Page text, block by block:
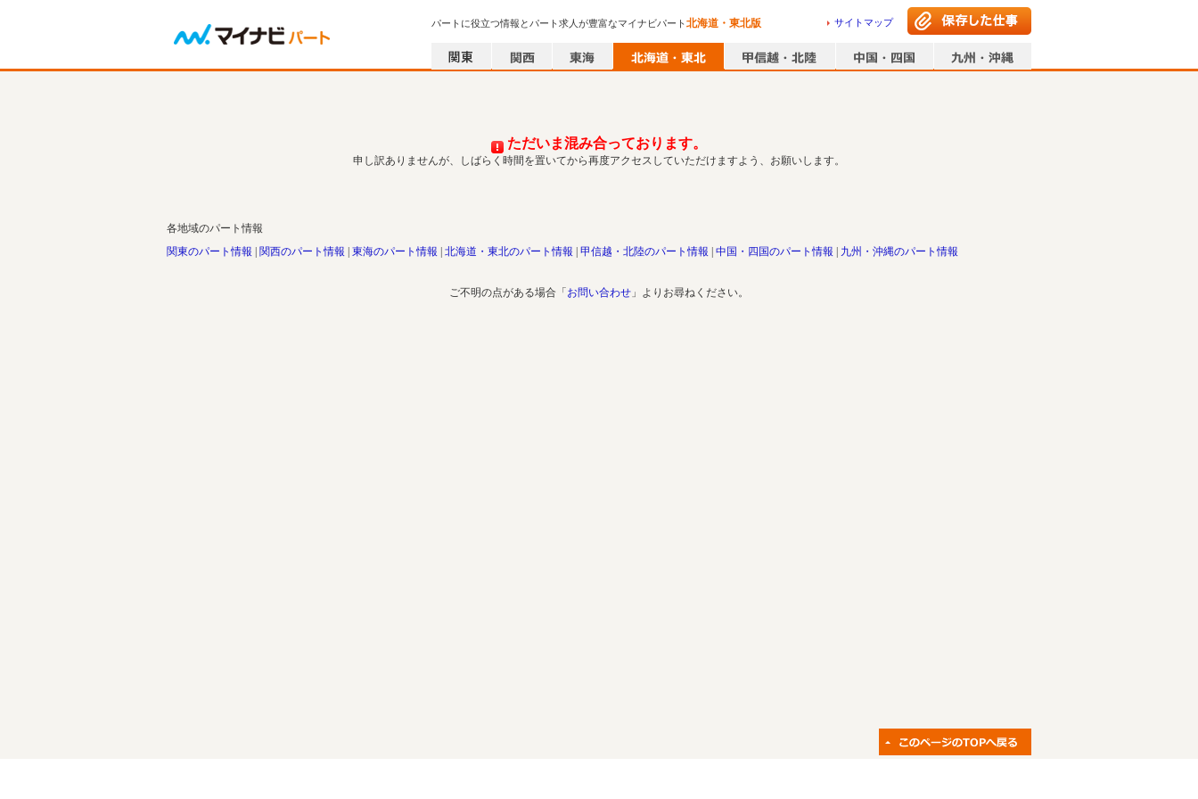
パートに役立つ情報とパート求人が豊富なマイナビパート北海道・東北版 サイトマップ
ただいま混み合っております。
申し訳ありませんが、しばらく時間を置いてから再度アクセスしていただけますよう、お願いします。
各地域のパート情報
関東のパート情報
関西のパート情報 東海のパート情報 北海道・東北のパート情報 甲信越・北陸のパート情報 中国・四国のパート情報 九州・沖縄のパート情報
ご不明の点がある場合「 お問い合わせ 」よりお尋ねください。